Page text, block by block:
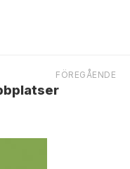
FÖREGÅENDE